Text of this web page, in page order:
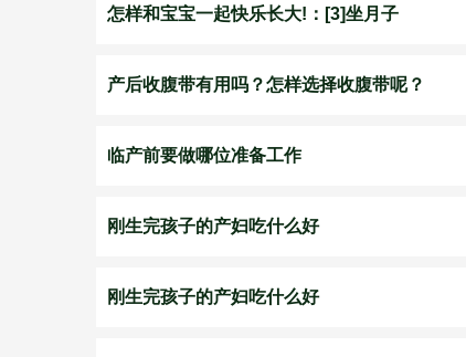
怎样和宝宝一起快乐长大!：[3]坐月子
产后收腹带有用吗？怎样选择收腹带呢？
临产前要做哪位准备工作
刚生完孩子的产妇吃什么好
刚生完孩子的产妇吃什么好